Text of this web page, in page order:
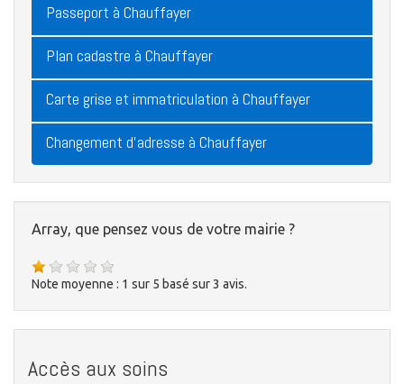
Passeport à Chauffayer
Plan cadastre à Chauffayer
Carte grise et immatriculation à Chauffayer
Changement d'adresse à Chauffayer
Array, que pensez vous de votre mairie ?
Note moyenne : 1 sur 5 basé sur3 avis.
Accès aux soins